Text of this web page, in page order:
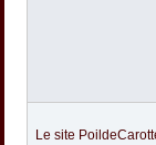
Le site